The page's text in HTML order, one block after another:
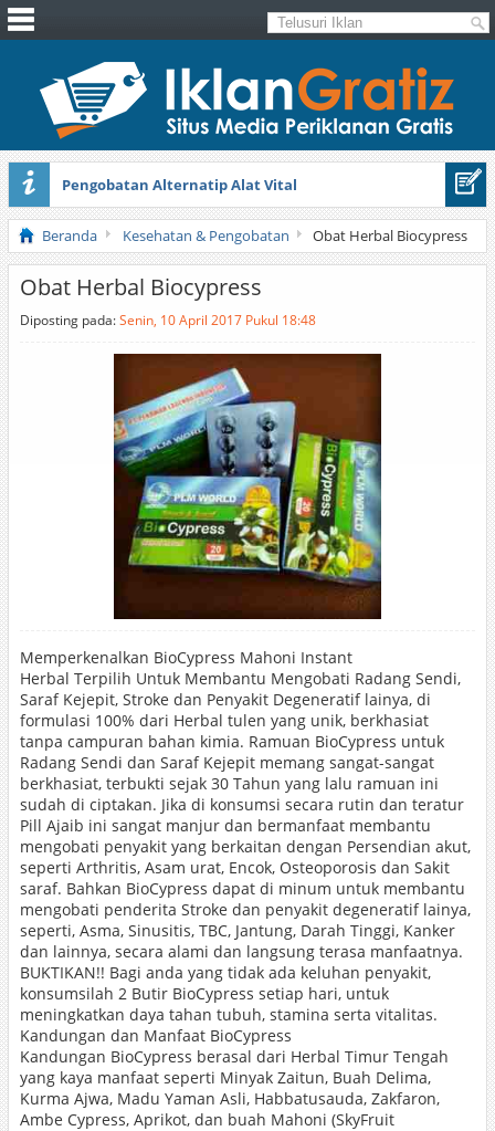
Pengobatan Alternatip Alat Vital
Pita Cantik Pesona
Beranda Kesehatan & Pengobatan Obat Herbal Biocypress
Obat Herbal Biocypress
Diposting pada:Senin, 10 April 2017 Pukul 18:48
Memperkenalkan BioCypress Mahoni Instant
Herbal Terpilih Untuk Membantu Mengobati Radang Sendi,
Saraf Kejepit, Stroke dan Penyakit Degeneratif lainya, di
formulasi 100% dari Herbal tulen yang unik, berkhasiat
tanpa campuran bahan kimia. Ramuan BioCypress untuk
Radang Sendi dan Saraf Kejepit memang sangat-sangat
berkhasiat, terbukti sejak 30 Tahun yang lalu ramuan ini
sudah di ciptakan. Jika di konsumsi secara rutin dan teratur
Pill Ajaib ini sangat manjur dan bermanfaat membantu
mengobati penyakit yang berkaitan dengan Persendian akut,
seperti Arthritis, Asam urat, Encok, Osteoporosis dan Sakit
saraf. Bahkan BioCypress dapat di minum untuk membantu
mengobati penderita Stroke dan penyakit degeneratif lainya,
seperti, Asma, Sinusitis, TBC, Jantung, Darah Tinggi, Kanker
dan lainnya, secara alami dan langsung terasa manfaatnya.
BUKTIKAN!! Bagi anda yang tidak ada keluhan penyakit,
konsumsilah 2 Butir BioCypress setiap hari, untuk
meningkatkan daya tahan tubuh, stamina serta vitalitas.
Kandungan dan Manfaat BioCypress
Kandungan BioCypress berasal dari Herbal Timur Tengah
yang kaya manfaat seperti Minyak Zaitun, Buah Delima,
Kurma Ajwa, Madu Yaman Asli, Habbatusauda, Zakfaron,
Ambe Cypress, Aprikot, dan buah Mahoni (SkyFruit